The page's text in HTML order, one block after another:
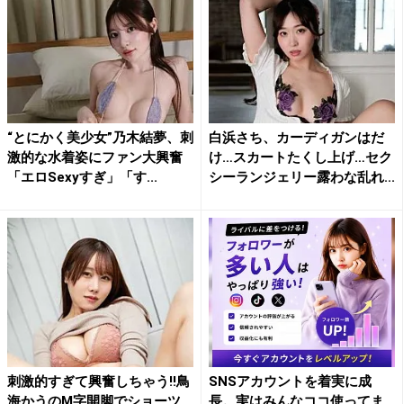
“とにかく美少女”乃木結夢、刺
激的な水着姿にファン大興奮
「エロSexyすぎ」「す...
白浜さち、カーディガンはだ
け…スカートたくし上げ…セク
シーランジェリー露わな乱れ...
刺激的すぎて興奮しちゃう!!鳥
SNSアカウントを着実に成